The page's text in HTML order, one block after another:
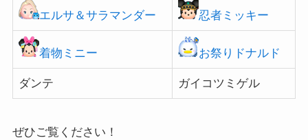
エルサ＆サラマンダー 忍者ミッキー
着物ミニー お祭りドナルド
ダンテ ガイコツミゲル
ぜひご覧ください！